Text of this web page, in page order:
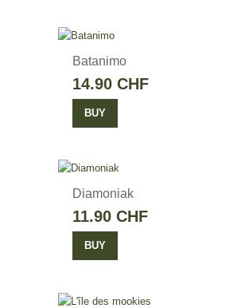
Batanimo
14.90 CHF
BUY
Diamoniak
11.90 CHF
BUY